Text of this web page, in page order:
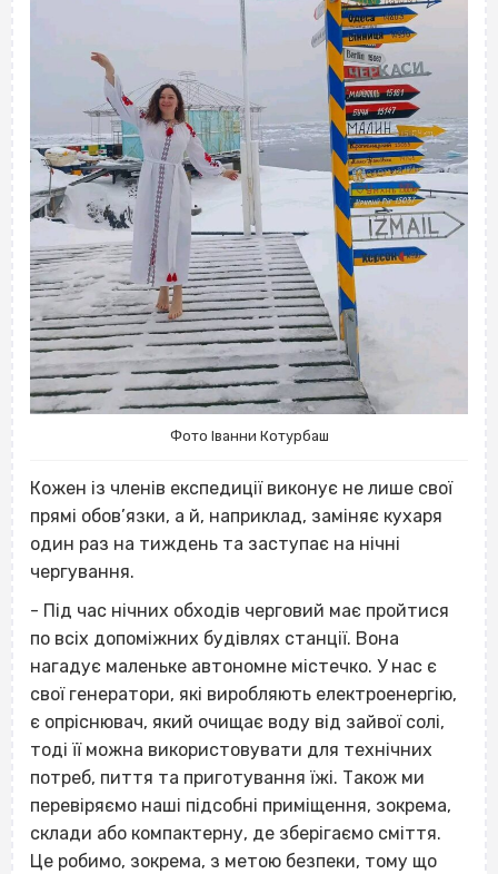
Фото Іванни Котурбаш
Кожен із членів експедиції виконує не лише свої
прямі обов’язки, а й, наприклад, заміняє кухаря
один раз на тиждень та заступає на нічні
чергування.
- Під час нічних обходів черговий має пройтися
по всіх допоміжних будівлях станції. Вона
нагадує маленьке автономне містечко. У нас є
свої генератори, які виробляють електроенергію,
є опріснювач, який очищає воду від зайвої солі,
тоді її можна використовувати для технічних
потреб, пиття та приготування їжі. Також ми
перевіряємо наші підсобні приміщення, зокрема,
склади або компактерну, де зберігаємо сміття.
Це робимо, зокрема, з метою безпеки, тому що